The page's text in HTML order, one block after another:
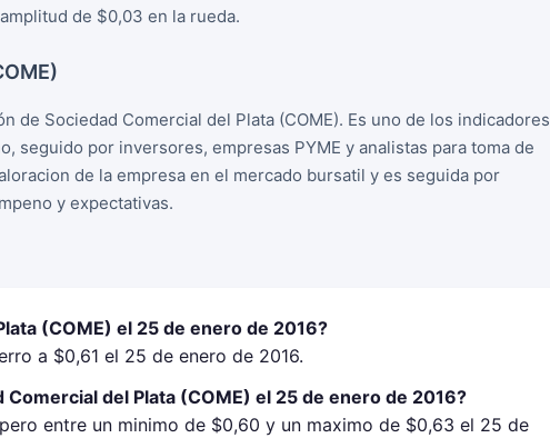
de $0,03 en la rueda.
de Sociedad Comercial del Plata (COME). Es uno de los indicadores
seguido por inversores, empresas PYME y analistas para toma de
de la empresa en el mercado bursatil y es seguida por
y expectativas.
(COME) el 25 de enero de 2016?
a $0,61 el 25 de enero de 2016.
del Plata (COME) el 25 de enero de 2016?
entre un minimo de $0,60 y un maximo de $0,63 el 25 de